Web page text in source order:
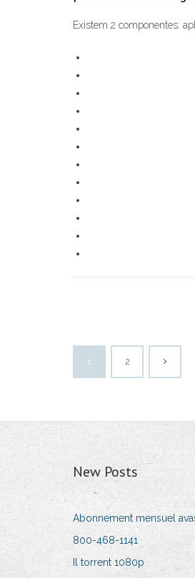
Existem 2 componentes:
1 2
New Posts
Abonnement mensuel
800-468-1141
Il torrent 1080p